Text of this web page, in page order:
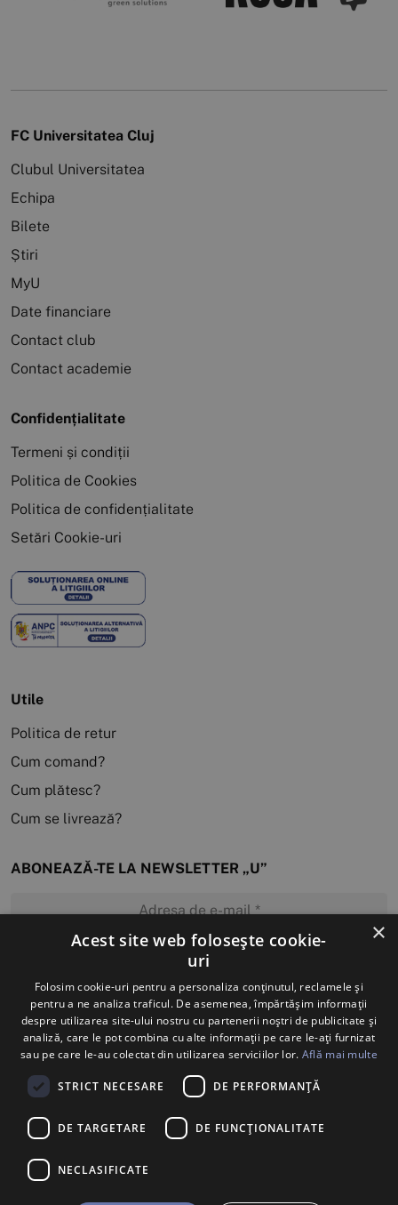
FC Universitatea Cluj
Clubul Universitatea
Echipa
Bilete
Știri
MyU
Date financiare
Contact club
Contact academie
Confidențialitate
Termeni și condiții
Politica de Cookies
Politica de confidențialitate
Setări Cookie-uri
Utile
Politica de retur
Cum comand?
Cum plătesc?
Cum se livrează?
ABONEAZĂ-TE LA NEWSLETTER „U”
MĂ ABONEZ
×
Acest site web folosește cookie-
uri
Folosim cookie-uri pentru a personaliza conținutul, reclamele și
pentru a ne analiza traficul. De asemenea, împărtășim informații
despre utilizarea site-ului nostru cu partenerii noștri de publicitate și
analiză, care le pot combina cu alte informații pe care le-ați furnizat
sau pe care le-au colectat din utilizarea serviciilor lor. Află mai multe
STRICT NECESARE DE PERFORMANȚĂ
DE TARGETARE DE FUNCŢIONALITATE
NECLASIFICATE